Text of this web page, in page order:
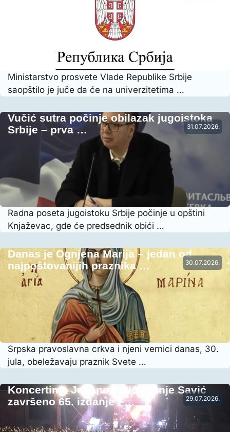
Ministarstvo prosvete Vlade Republike Srbije
saopštilo je juče da će na univerzitetima …
31.07.2026.
Vučić sutra počinje obilazak jugoistoka
Srbije – prva …
Radna poseta jugoistoku Srbije počinje u opštini
Knjaževac, gde će predsednik obići …
30.07.2026.
Danas je Ognjena Marija – jedan od
najpoštovanijih praznika …
Srpska pravoslavna crkva i njeni vernici danas, 30.
jula, obeležavaju praznik Svete …
29.07.2026.
Koncertima Jovane Pajić i Tanje Savić
završeno 65. izdanje F…